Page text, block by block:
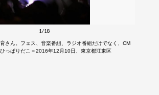
1/18
さん。フェス、音楽番組、ラジオ番組だけでなく、CM
っぱりだこ＝2016年12月10日、東京都江東区